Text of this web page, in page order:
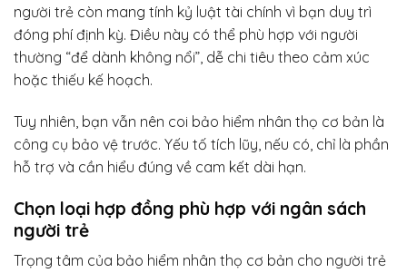
người trẻ còn mang tính kỷ luật tài chính vì bạn duy trì
đóng phí định kỳ. Điều này có thể phù hợp với người
thường “để dành không nổi”, dễ chi tiêu theo cảm xúc
hoặc thiếu kế hoạch.
Tuy nhiên, bạn vẫn nên coi bảo hiểm nhân thọ cơ bản là
công cụ bảo vệ trước. Yếu tố tích lũy, nếu có, chỉ là phần
hỗ trợ và cần hiểu đúng về cam kết dài hạn.
Chọn loại hợp đồng phù hợp với ngân sách
người trẻ
Trọng tâm của bảo hiểm nhân thọ cơ bản cho người trẻ